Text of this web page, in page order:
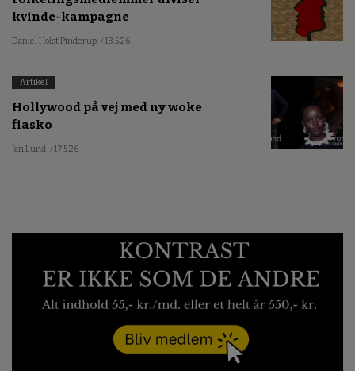
kvinde-kampagne
Daniel Holst Pinderup / 13.5.26
Artikel
Hollywood på vej med ny woke
fiasko
Jan Lund / 17.5.26